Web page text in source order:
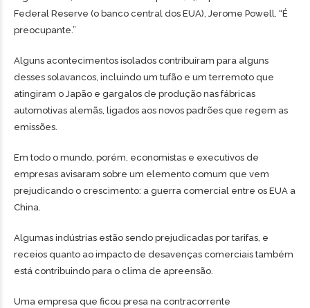
Federal Reserve (o banco central dos EUA), Jerome Powell. “É
preocupante.”
Alguns acontecimentos isolados contribuíram para alguns
desses solavancos, incluindo um tufão e um terremoto que
atingiram o Japão e gargalos de produção nas fábricas
automotivas alemãs, ligados aos novos padrões que regem as
emissões.
Em todo o mundo, porém, economistas e executivos de
empresas avisaram sobre um elemento comum que vem
prejudicando o crescimento: a guerra comercial entre os EUA a
China.
Algumas indústrias estão sendo prejudicadas por tarifas, e
receios quanto ao impacto de desavenças comerciais também
está contribuindo para o clima de apreensão.
Uma empresa que ficou presa na contracorrente